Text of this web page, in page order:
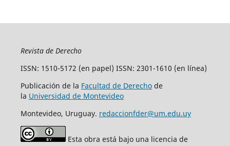
Revista de Derecho
ISSN: 1510-5172 (en papel) ISSN: 2301-1610 (en línea)
Publicación de la Facultad de Derechode
la Universidad de Montevideo
Montevideo, Uruguay. redaccionfder@um.edu.uy
Esta obra está bajo una licencia de